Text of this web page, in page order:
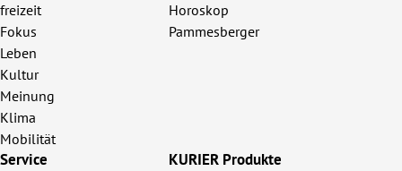
freizeit
Fokus
Leben
Kultur
Meinung
Klima
Mobilität
Horoskop
Pammesberger
Service KURIER Produkte